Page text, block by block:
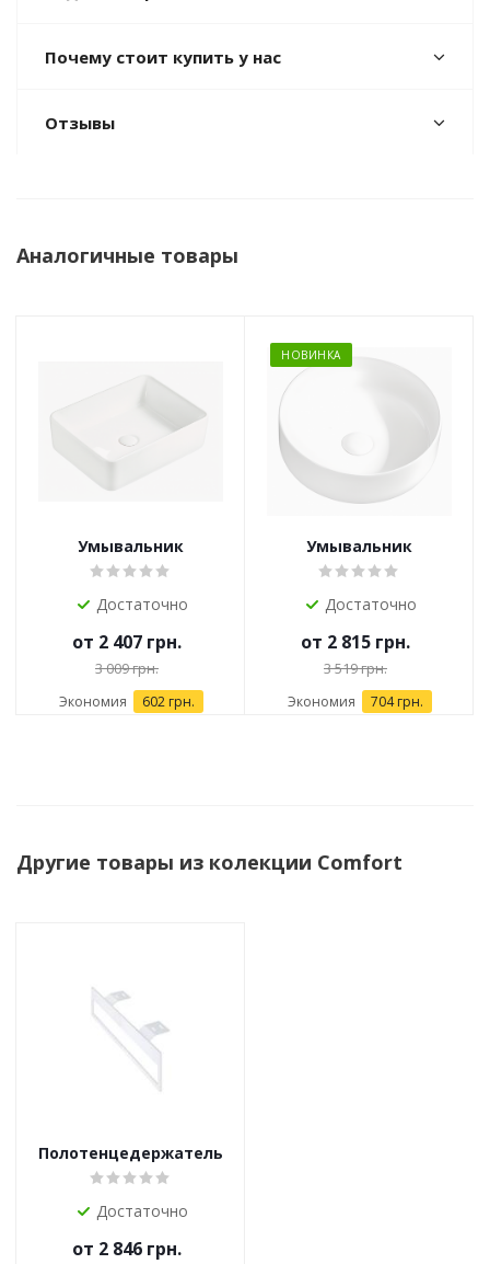
Почему стоит купить у нас
Отзывы
Аналогичные товары
Умывальник
Керамический
Белый
Достаточно
от 2 407 грн.
3 009 грн.
Экономия 602 грн.
НОВИНКА
Умывальник
Керамический
Белый
Достаточно
от 2 815 грн.
3 519 грн.
Экономия 704 грн.
Другие товары из колекции Comfort
Полотенцедержатель
Ravak Comfort белый
Достаточно
от 2 846 грн.